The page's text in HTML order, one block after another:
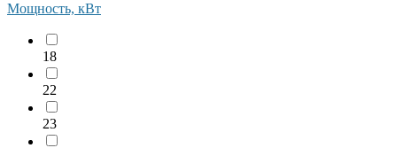
Мощность, кВт
18
22
23